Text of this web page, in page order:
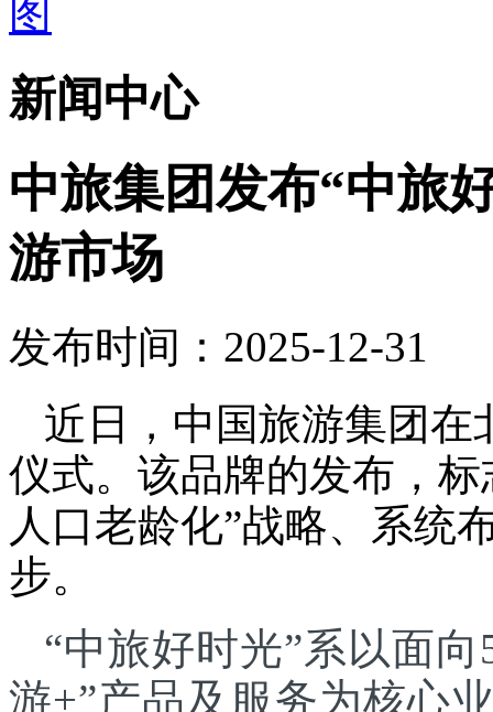
新闻中心
中旅集团发布“中旅
游市场
发布时间：2025-12-31
近日，中国旅游集团在
仪式。该品牌的发布，
人口老龄化”战略、系统
步。
“中旅好时光”系以面
游+”产品及服务为核心